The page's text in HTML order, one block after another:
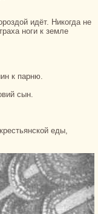
ноги к земле
к парню.
сын.